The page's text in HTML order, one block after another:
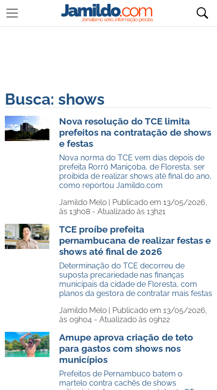
Busca: shows
Nova resolução do TCE limita
prefeitos na contratação de shows
e festas
Nova norma do TCE vem dias depois de
prefeita Rorró Maniçoba, de Floresta, ser
proibida de realizar shows até final do ano,
como reportou Jamildo.com
Jamildo Melo | Publicado em 13/05/2026,
às 13h08 - Atualizado às 13h21
TCE proíbe prefeita
pernambucana de realizar festas e
shows até final de 2026
Determinação do TCE decorreu de
suposta precariedade nas finanças
municipais da cidade de Floresta, com
planos da gestora de contratar mais festas
Jamildo Melo | Publicado em 13/05/2026,
às 09h04 - Atualizado às 09h22
Amupe aprova criação de teto
para gastos com shows nos
municípios
Prefeitos de Pernambuco batem o
martelo contra cachês de shows